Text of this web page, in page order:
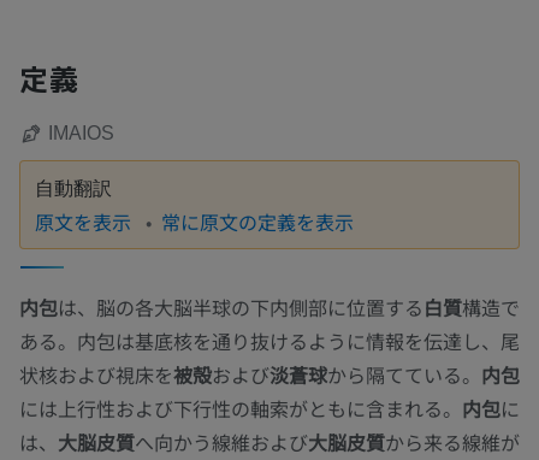
定義
IMAIOS
自動翻訳
原文を表示 常に原文の定義を表示
内包は、脳の各大脳半球の下内側部に位置する白質構造で
ある。内包は基底核を通り抜けるように情報を伝達し、尾
状核および視床を被殻および淡蒼球から隔てている。 内包
には上行性および下行性の軸索がともに含まれる。 内包に
は、 大脳皮質へ向かう線維および大脳皮質から来る線維が